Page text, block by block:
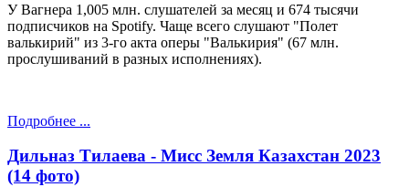
У Вагнера 1,005 млн. слушателей за месяц и 674 тысячи
подписчиков на Spotify. Чаще всего слушают "Полет
валькирий" из 3-го акта оперы "Валькирия" (67 млн.
прослушиваний в разных исполнениях).
Подробнее ...
Дильназ Тилаева - Мисс Земля Казахстан 2023
(14 фото)